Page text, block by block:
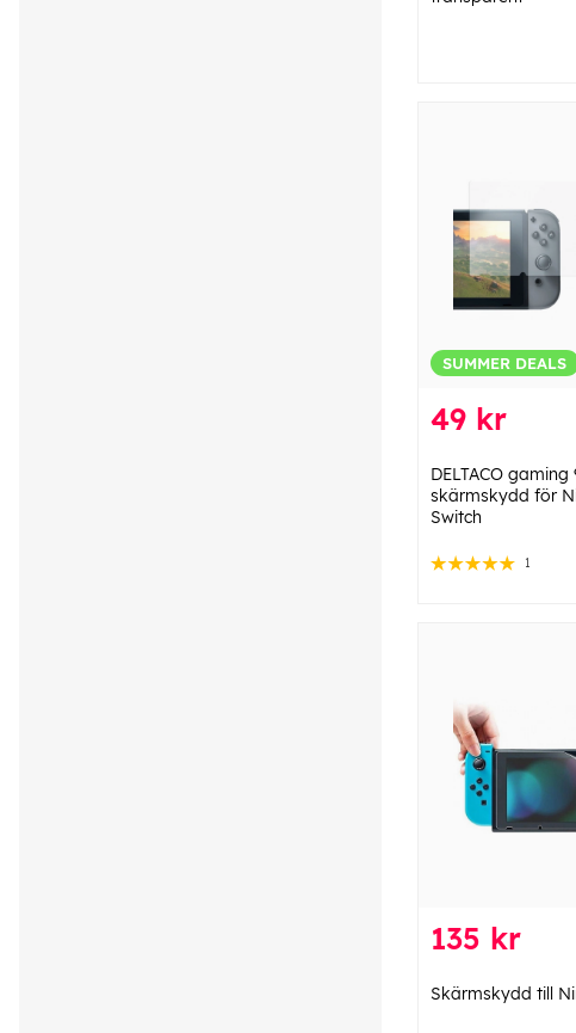
SUMMER DEALS
49 kr
DELTACO
skärmskydd för
Switch
1
135 kr
Skärmskydd till